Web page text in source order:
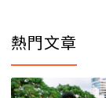
熱門文章